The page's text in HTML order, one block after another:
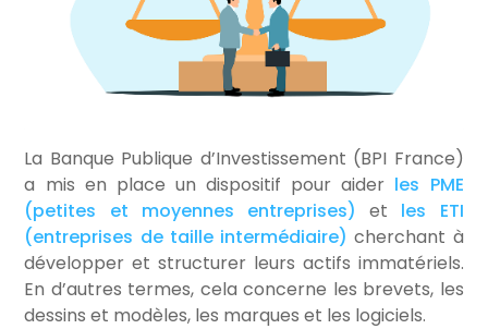
La Banque Publique d’Investissement (BPI France)
a mis en place un dispositif pour aider les PME
(petites et moyennes entreprises) et les ETI
(entreprises de taille intermédiaire) cherchant à
développer et structurer leurs actifs immatériels.
En d’autres termes, cela concerne les brevets, les
dessins et modèles, les marques et les logiciels.